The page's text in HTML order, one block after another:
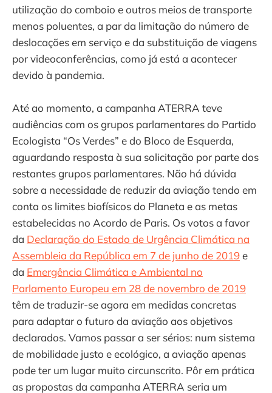
utilização do comboio e outros meios de transporte
menos poluentes, a par da limitação do número de
deslocações em serviço e da substituição de viagens
por videoconferências, como já está a acontecer
devido à pandemia.
Até ao momento, a campanha ATERRA teve
audiências com os grupos parlamentares do Partido
Ecologista “Os Verdes” e do Bloco de Esquerda,
aguardando resposta à sua solicitação por parte dos
restantes grupos parlamentares. Não há dúvida
sobre a necessidade de reduzir da aviação tendo em
conta os limites biofísicos do Planeta e as metas
estabelecidas no Acordo de Paris. Os votos a favor
da Declaração do Estado de Urgência Climática na
Assembleia da República em 7 de junho de 2019e
da Emergência Climática e Ambiental no
Parlamento Europeu em 28 de novembro de 2019
têm de traduzir-se agora em medidas concretas
para adaptar o futuro da aviação aos objetivos
declarados. Vamos passar a ser sérios: num sistema
de mobilidade justo e ecológico, a aviação apenas
pode ter um lugar muito circunscrito. Pôr em prática
as propostas da campanha ATERRA seria um